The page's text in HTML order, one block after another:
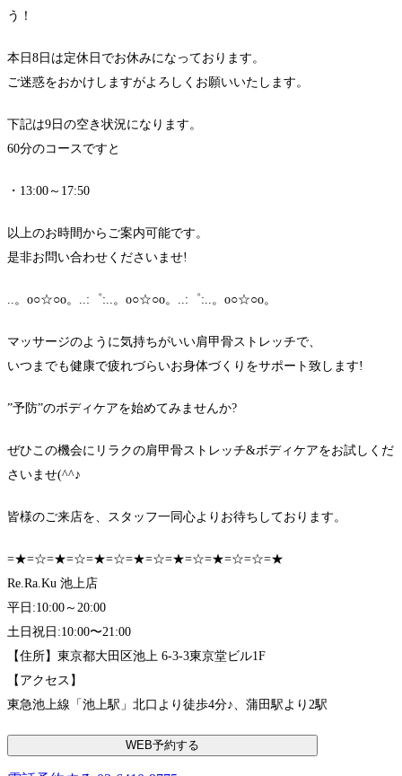
う！
本日8日は定休日でお休みになっております。
ご迷惑をおかけしますがよろしくお願いいたします。
下記は9日の空き状況になります。
60分のコースですと
・13:00～17:50
以上のお時間からご案内可能です。
是非お問い合わせくださいませ!
..。o○☆○o。..:゜:..。o○☆○o。..:゜:..。o○☆○o。
マッサージのように気持ちがいい肩甲骨ストレッチで、
いつまでも健康で疲れづらいお身体づくりをサポート致します!
”予防”のボディケアを始めてみませんか?
ぜひこの機会にリラクの肩甲骨ストレッチ&ボディケアをお試しくだ
さいませ(^^♪
皆様のご来店を、スタッフ一同心よりお待ちしております。
=★=☆=★=☆=★=☆=★=☆=★=☆=★=☆=☆=★
Re.Ra.Ku 池上店
平日:10:00～20:00
土日祝日:10:00〜21:00
【住所】東京都大田区池上 6-3-3東京堂ビル1F
【アクセス】
東急池上線「池上駅」北口より徒歩4分♪、蒲田駅より2駅
WEB予約する